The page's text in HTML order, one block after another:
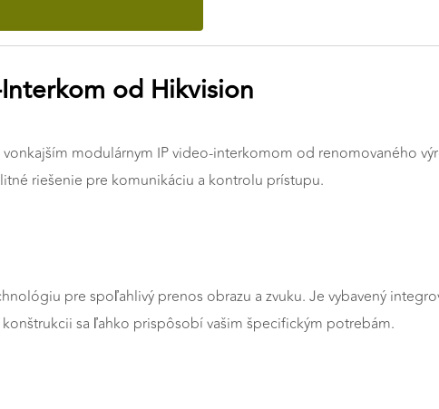
od Hikvision
modulárnym IP video-interkomom od renomovaného
riešenie pre komunikáciu a kontrolu prístupu.
pre spoľahlivý prenos obrazu a zvuku. Je vybavený
sa ľahko prispôsobí vašim špecifickým potrebám.